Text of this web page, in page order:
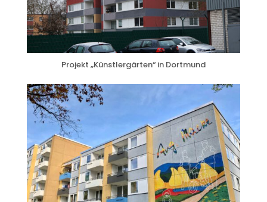
Projekt „Künstlergärten“ in Dortmund